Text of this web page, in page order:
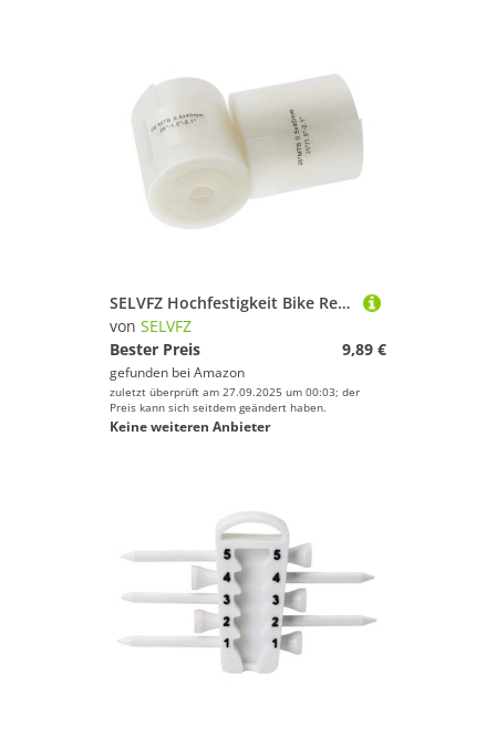
SELVFZ Hochfestigkeit Bike Reifenklebeband Punktion
von SELVFZ
Bester Preis
9,89 €
gefunden bei Amazon
zuletzt überprüft am 27.09.2025 um 00:03; der
Preis kann sich seitdem geändert haben.
Keine weiteren Anbieter